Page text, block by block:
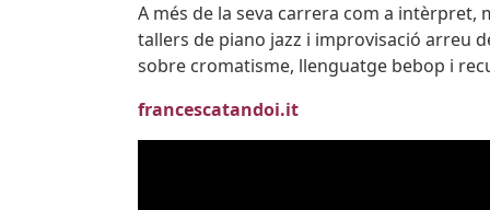
A més de la seva carrera com a
tallers de piano jazz i improvisació arreu
sobre cromatisme, llenguatge bebop i
francescatandoi.it